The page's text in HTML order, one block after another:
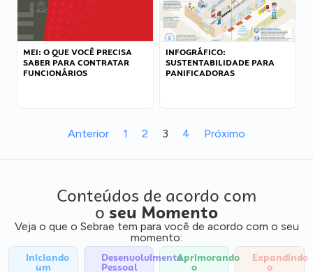
MEI: O QUE VOCÊ PRECISA
SABER PARA CONTRATAR
FUNCIONÁRIOS
INFOGRÁFICO:
SUSTENTABILIDADE PARA
PANIFICADORAS
Anterior 1 2 3 4 Próximo
Conteúdos de acordo com
o seu Momento
Veja o que o Sebrae tem para você de acordo com o seu
momento:
Iniciando
um
Desenvolvimento
Pessoal
Aprimorando
o
Expandindo
o